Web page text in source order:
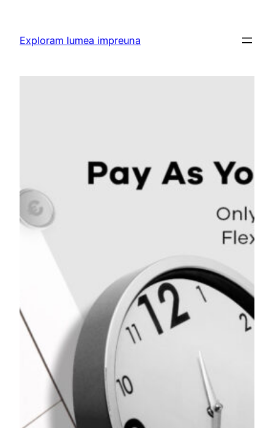
content
Exploram lumea impreuna